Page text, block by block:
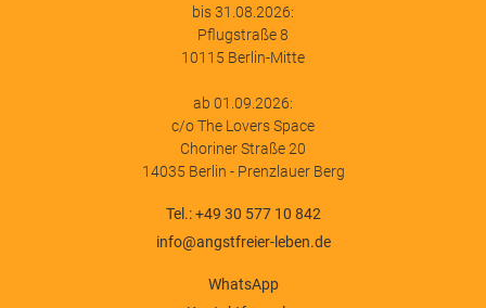
bis 31.08.2026:
Pflugstraße 8
10115 Berlin-Mitte
ab 01.09.2026:
c/o The Lovers Space
Choriner Straße 20
14035 Berlin - Prenzlauer Berg
Tel.: +49 30 577 10 842
info@angstfreier-leben.de
WhatsApp